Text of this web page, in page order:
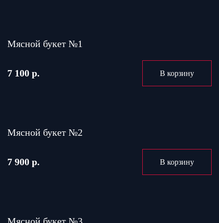
Мясной букет №1
7 100 р. В корзину
Мясной букет №2
7 900 р. В корзину